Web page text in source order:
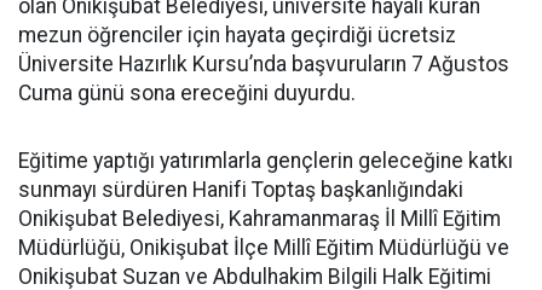
olan Onikişubat Belediyesi, üniversite hayali kuran
mezun öğrenciler için hayata geçirdiği ücretsiz
Üniversite Hazırlık Kursu’nda başvuruların 7 Ağustos
Cuma günü sona ereceğini duyurdu.
Eğitime yaptığı yatırımlarla gençlerin geleceğine katkı
sunmayı sürdüren Hanifi Toptaş başkanlığındaki
Onikişubat Belediyesi, Kahramanmaraş İl Millî Eğitim
Müdürlüğü, Onikişubat İlçe Millî Eğitim Müdürlüğü ve
Onikişubat Suzan ve Abdulhakim Bilgili Halk Eğitimi